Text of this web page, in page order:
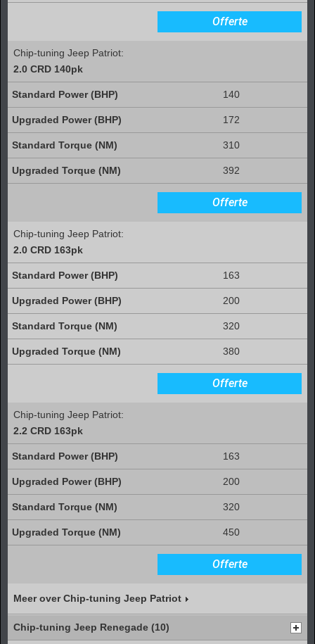
Offerte
Chip-tuning Jeep Patriot:
2.0 CRD 140pk
140
172
310
392
Offerte
Chip-tuning Jeep Patriot:
2.0 CRD 163pk
163
200
320
380
Offerte
Chip-tuning Jeep Patriot:
2.2 CRD 163pk
163
200
320
450
Offerte
Meer over Chip-tuning Jeep Patriot
Chip-tuning Jeep Renegade (10)